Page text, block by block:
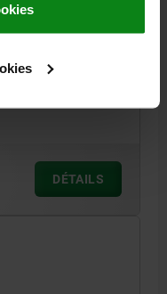
1=VERROUILLABLE
B1=19,7
DÉTAILS